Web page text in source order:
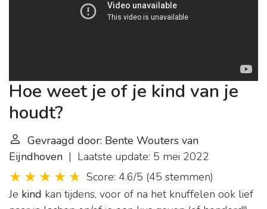
Hoe weet je of je kind van je
houdt?
Gevraagd door: Bente Wouters van
Eijndhoven | Laatste update: 5 mei 2022
Score: 4.6/5 (45 stemmen)
Je kind kan tijdens, voor of na het knuffelen ook lief